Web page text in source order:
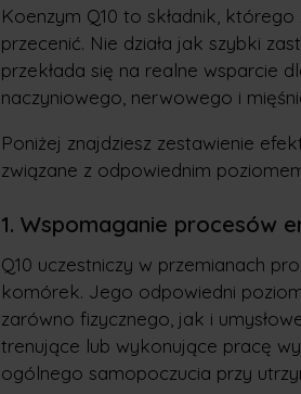
Koenzym Q10 to składnik,
przecenić. Nie działa jak szybki
przekłada się na realne wsparcie
naczyniowego, nerwowego i
Poniżej znajdziesz zestawienie
związane z odpowiednim
1. Wspomaganie procesów
Q10 uczestniczy w przemianach
komórek. Jego odpowiedni
zarówno fizycznego, jak i
trenujące lub wykonujące pracę
ogólnego samopoczucia przy